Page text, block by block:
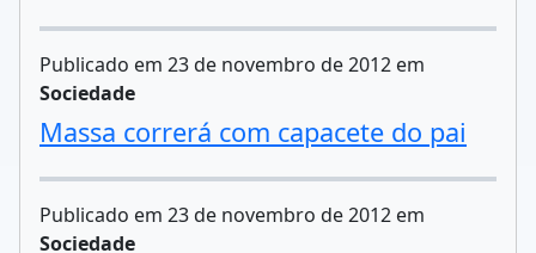
Publicado em 23 de novembro de 2012 em
Sociedade
Massa correrá com capacete do pai
Publicado em 23 de novembro de 2012 em
Sociedade